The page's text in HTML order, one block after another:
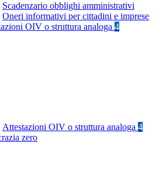
Scadenzario obblighi amministrativi
Oneri informativi per cittadini e imprese
OIV o struttura analoga 4
Attestazioni OIV o struttura analoga 4
zero